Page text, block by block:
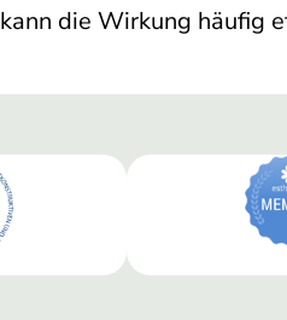
die Wirkung häufig